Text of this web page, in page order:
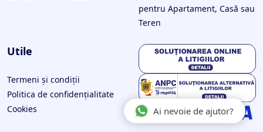
pentru Apartament, Casă sau
Teren
Utile
Termeni și condiții
Politica de confidențialitate
Cookies
Ai nevoie de ajutor?